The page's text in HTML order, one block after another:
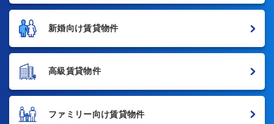
新婚向け賃貸物件
高級賃貸物件
ファミリー向け賃貸物件